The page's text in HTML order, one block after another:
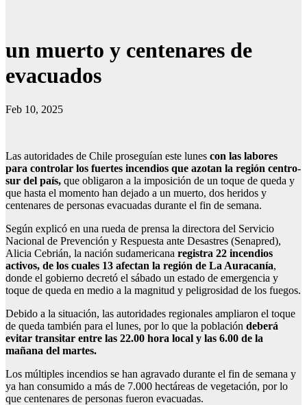
un muerto y centenares de
evacuados
Feb 10, 2025
Las autoridades de Chile proseguían este lunes con las labores
para controlar los fuertes incendios que azotan la región centro-
sur del país, que obligaron a la imposición de un toque de queda y
que hasta el momento han dejado a un muerto, dos heridos y
centenares de personas evacuadas durante el fin de semana.
Según explicó en una rueda de prensa la directora del Servicio
Nacional de Prevención y Respuesta ante Desastres (Senapred),
Alicia Cebrián, la nación sudamericana registra 22 incendios
activos, de los cuales 13 afectan la región de La Auracanía,
donde el gobierno decretó el sábado un estado de emergencia y
toque de queda en medio a la magnitud y peligrosidad de los fuegos.
Debido a la situación, las autoridades regionales ampliaron el toque
de queda también para el lunes, por lo que la población deberá
evitar transitar entre las 22.00 hora local y las 6.00 de la
mañana del martes.
Los múltiples incendios se han agravado durante el fin de semana y
ya han consumido a más de 7.000 hectáreas de vegetación, por lo
que centenares de personas fueron evacuadas.